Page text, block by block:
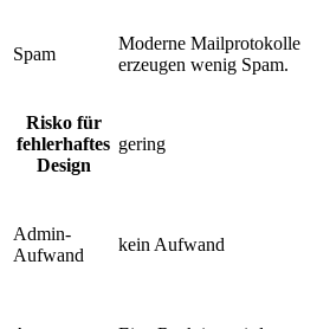
Spam
Moderne Mailprotokolle
erzeugen wenig Spam.
Risko für
fehlerhaftes
Design
gering
Admin-
Aufwand
kein Aufwand